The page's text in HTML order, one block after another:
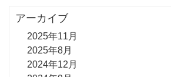
アーカイブ
2025年11月
2025年8月
2024年12月